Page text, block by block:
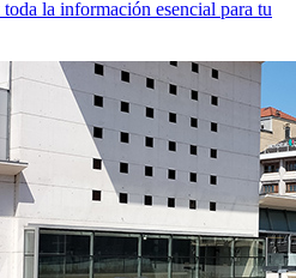
la información esencial para tu